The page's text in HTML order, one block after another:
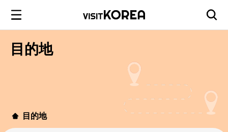
目的地
目的地